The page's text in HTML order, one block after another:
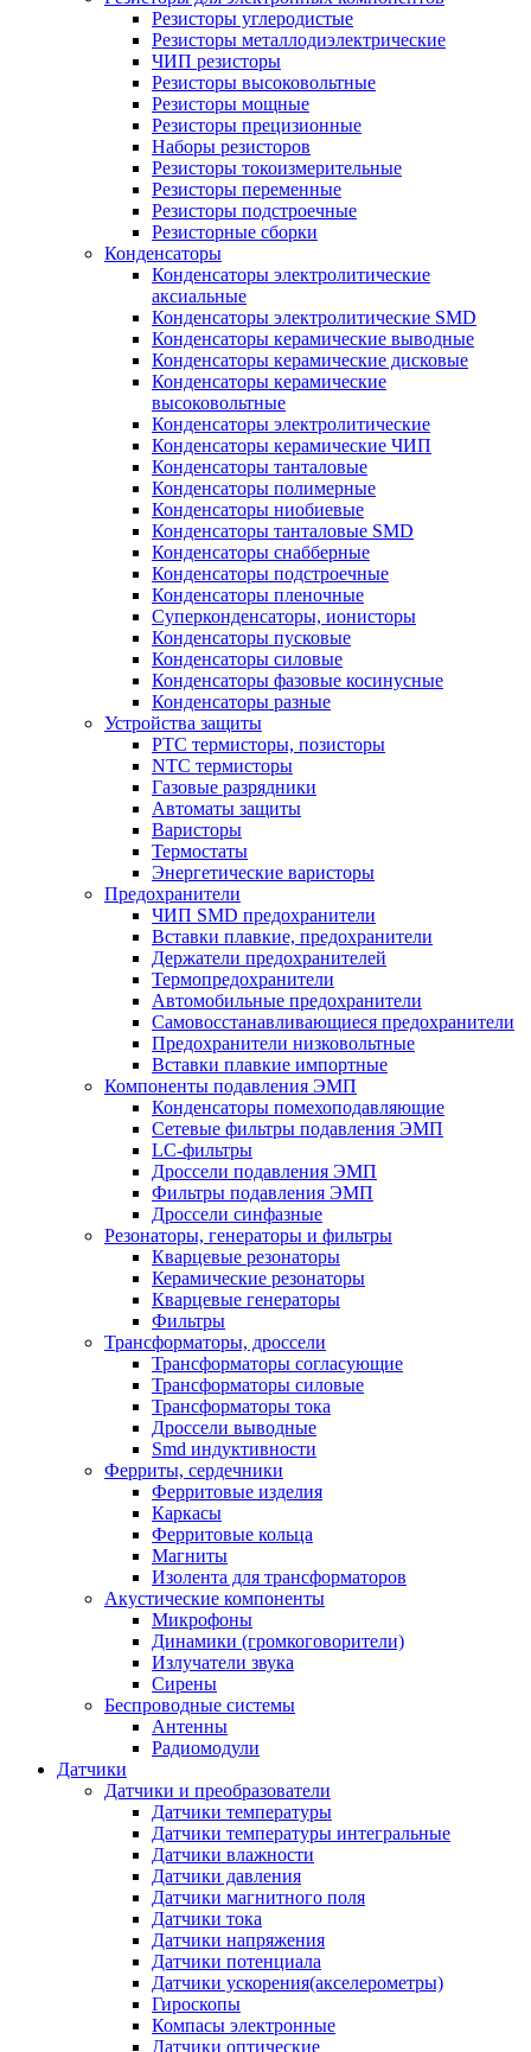
Резисторы углеродистые
Резисторы металлодиэлектрические
ЧИП резисторы
Резисторы высоковольтные
Резисторы мощные
Резисторы прецизионные
Наборы резисторов
Резисторы токоизмерительные
Резисторы переменные
Резисторы подстроечные
Резисторные сборки
Конденсаторы
Конденсаторы электролитические
аксиальные
Конденсаторы электролитические SMD
Конденсаторы керамические выводные
Конденсаторы керамические дисковые
Конденсаторы керамические
высоковольтные
Конденсаторы электролитические
Конденсаторы керамические ЧИП
Конденсаторы танталовые
Конденсаторы полимерные
Конденсаторы ниобиевые
Конденсаторы танталовые SMD
Конденсаторы снабберные
Конденсаторы подстроечные
Конденсаторы пленочные
Суперконденсаторы, ионисторы
Конденсаторы пусковые
Конденсаторы силовые
Конденсаторы фазовые косинусные
Конденсаторы разные
Устройства защиты
PTC термисторы, позисторы
NTC термисторы
Газовые разрядники
Автоматы защиты
Варисторы
Термостаты
Энергетические варисторы
Предохранители
ЧИП SMD предохранители
Вставки плавкие, предохранители
Держатели предохранителей
Термопредохранители
Автомобильные предохранители
Самовосстанавливающиеся предохранители
Предохранители низковольтные
Вставки плавкие импортные
Компоненты подавления ЭМП
Конденсаторы помехоподавляющие
Сетевые фильтры подавления ЭМП
LC-фильтры
Дроссели подавления ЭМП
Фильтры подавления ЭМП
Дроссели синфазные
Резонаторы, генераторы и фильтры
Кварцевые резонаторы
Керамические резонаторы
Кварцевые генераторы
Фильтры
Трансформаторы, дроссели
Трансформаторы согласующие
Трансформаторы силовые
Трансформаторы тока
Дроссели выводные
Smd индуктивности
Ферриты, сердечники
Ферритовые изделия
Каркасы
Ферритовые кольца
Магниты
Изолента для трансформаторов
Акустические компоненты
Микрофоны
Динамики (громкоговорители)
Излучатели звука
Сирены
Беспроводные системы
Антенны
Радиомодули
Датчики
Датчики и преобразователи
Датчики температуры
Датчики температуры интегральные
Датчики влажности
Датчики давления
Датчики магнитного поля
Датчики тока
Датчики напряжения
Датчики потенциала
Датчики ускорения(акселерометры)
Гироскопы
Компасы электронные
Датчики оптические